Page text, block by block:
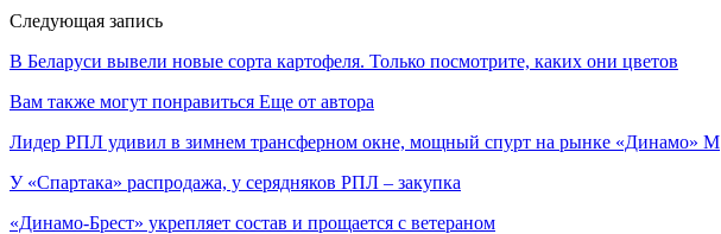
Следующая запись
В Беларуси вывели новые сорта картофеля. Только посмотрите, каких они цветов
Вам также могут понравиться Еще от автора
Лидер РПЛ удивил в зимнем трансферном окне, мощный спурт на рынке «Динамо» М
У «Спартака» распродажа, у серядняков РПЛ – закупка
«Динамо-Брест» укрепляет состав и прощается с ветераном